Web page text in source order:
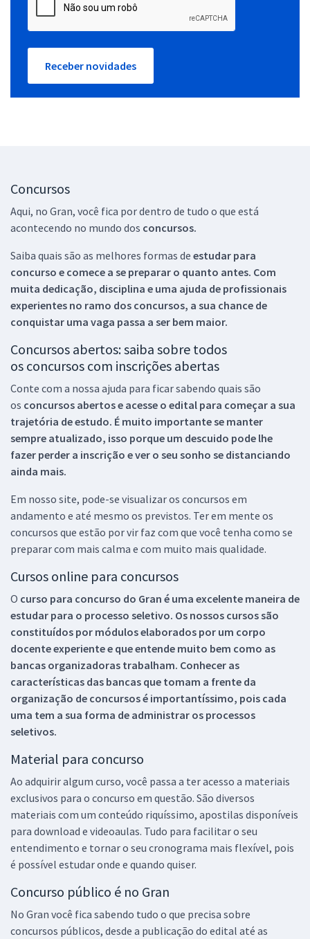
Receber novidades
Concursos
Aqui, no Gran, você fica por dentro de tudo o que está
acontecendo no mundo dos concursos.
Saiba quais são as melhores formas de estudar para
concurso e comece a se preparar o quanto antes. Com
muita dedicação, disciplina e uma ajuda de profissionais
experientes no ramo dos concursos, a sua chance de
conquistar uma vaga passa a ser bem maior.
Concursos abertos: saiba sobre todos
os concursos com inscrições abertas
Conte com a nossa ajuda para ficar sabendo quais são
os concursos abertos e acesse o edital para começar a sua
trajetória de estudo. É muito importante se manter
sempre atualizado, isso porque um descuido pode lhe
fazer perder a inscrição e ver o seu sonho se distanciando
ainda mais.
Em nosso site, pode-se visualizar os concursos em
andamento e até mesmo os previstos. Ter em mente os
concursos que estão por vir faz com que você tenha como se
preparar com mais calma e com muito mais qualidade.
Cursos online para concursos
O curso para concurso do Gran é uma excelente maneira de
estudar para o processo seletivo. Os nossos cursos são
constituídos por módulos elaborados por um corpo
docente experiente e que entende muito bem como as
bancas organizadoras trabalham. Conhecer as
características das bancas que tomam a frente da
organização de concursos é importantíssimo, pois cada
uma tem a sua forma de administrar os processos
seletivos.
Material para concurso
Ao adquirir algum curso, você passa a ter acesso a materiais
exclusivos para o concurso em questão. São diversos
materiais com um conteúdo riquíssimo, apostilas disponíveis
para download e videoaulas. Tudo para facilitar o seu
entendimento e tornar o seu cronograma mais flexível, pois
é possível estudar onde e quando quiser.
Concurso público é no Gran
No Gran você fica sabendo tudo o que precisa sobre
concursos públicos, desde a publicação do edital até as